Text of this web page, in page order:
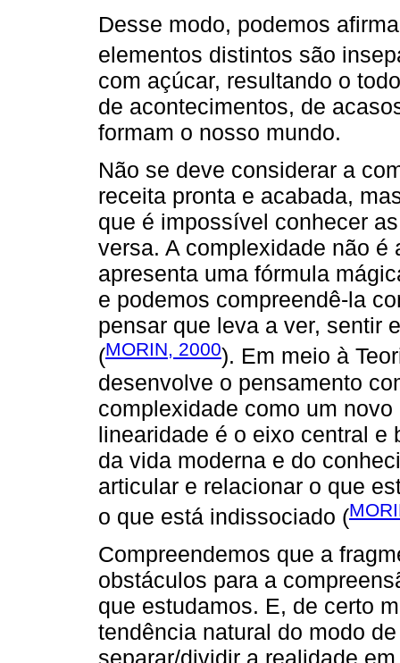
Desse modo, podemos
elementos distintos são
com açúcar, resultando o
de acontecimentos, de
formam o nosso mundo.
Não se deve considerar a
receita pronta e acabada,
que é impossível conhecer
versa. A complexidade não
apresenta uma fórmula
e podemos compreendê-la
pensar que leva a ver, sentir
(MORIN, 2000). Em meio à
desenvolve o pensamento
complexidade como um
linearidade é o eixo central e
da vida moderna e do
articular e relacionar o que
o que está indissociado (
Compreendemos que a
obstáculos para a
que estudamos. E, de certo
tendência natural do modo
separar/dividir a realidade